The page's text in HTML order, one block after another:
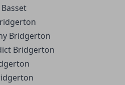
Bridgerton
Bridgerton